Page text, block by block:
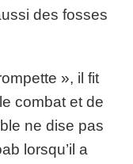
des fosses
», il fit
combat et de
ne dise pas
lorsqu’il a